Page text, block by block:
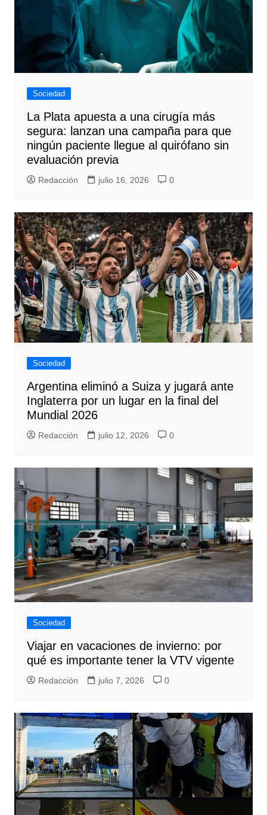
Sociedad
La Plata apuesta a una cirugía más
segura: lanzan una campaña para que
ningún paciente llegue al quirófano sin
evaluación previa
Redacción julio 16, 2026 0
Sociedad
Argentina eliminó a Suiza y jugará ante
Inglaterra por un lugar en la final del
Mundial 2026
Redacción julio 12, 2026 0
Sociedad
Viajar en vacaciones de invierno: por
qué es importante tener la VTV vigente
Redacción julio 7, 2026 0